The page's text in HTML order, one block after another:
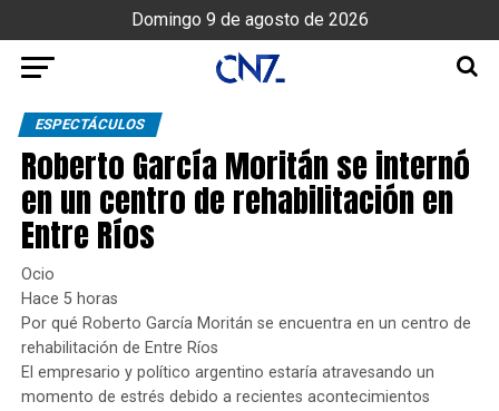
Domingo 9 de agosto de 2026
ESPECTÁCULOS
Roberto García Moritán se internó
en un centro de rehabilitación en
Entre Ríos
Ocio
Hace 5 horas
Por qué Roberto García Moritán se encuentra en un centro de
rehabilitación de Entre Ríos
El empresario y político argentino estaría atravesando un
momento de estrés debido a recientes acontecimientos